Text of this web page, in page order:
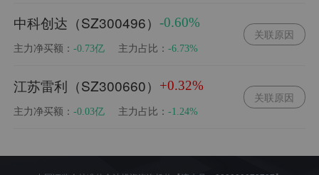
中科创达（SZ300496）-0.60%
主力净买额：-0.73亿 主力占比：-6.73%
关联原因
江苏雷利（SZ300660） +0.32%
主力净买额：-0.03亿 主力占比：-1.24%
关联原因